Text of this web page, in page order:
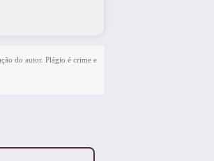
do autor. Plágio é crime e